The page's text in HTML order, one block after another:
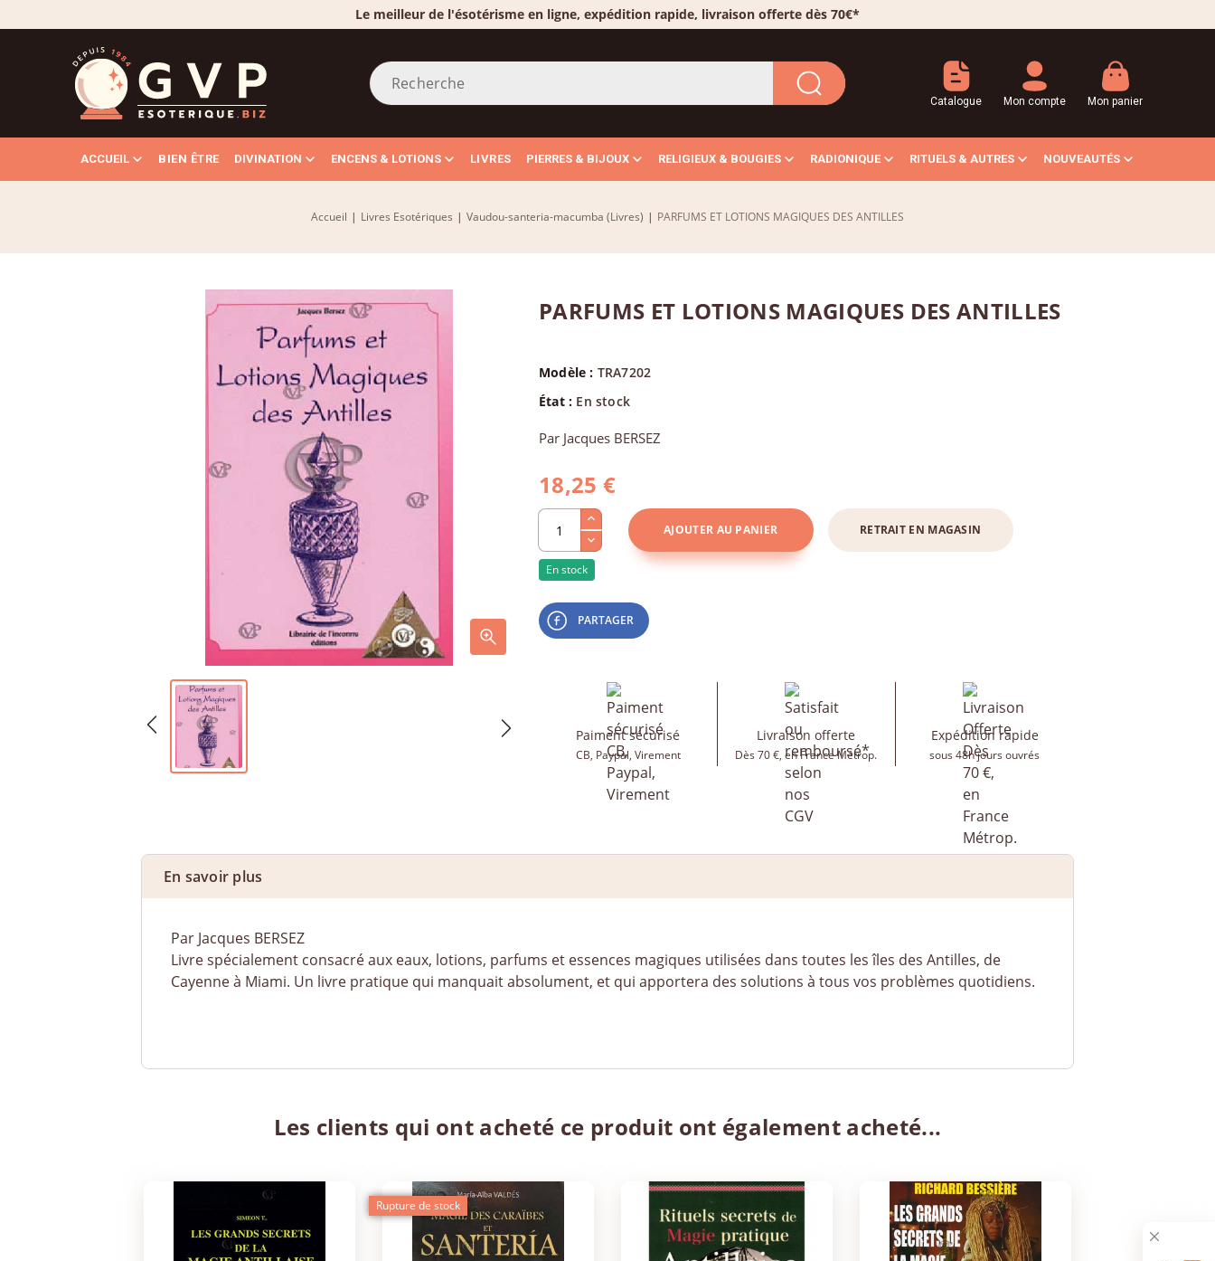
Le meilleur de l'ésotérisme en ligne, expédition rapide, livraison offerte dès 70€*
Catalogue Mon compte Mon panier
ACCUEIL BIEN ÊTRE DIVINATION ENCENS & LOTIONS LIVRES PIERRES & BIJOUX RELIGIEUX & BOUGIES RADIONIQUE RITUELS & AUTRES NOUVEAUTÉS
Accueil | Livres Esotériques | Vaudou-santeria-macumba (Livres) | PARFUMS ET LOTIONS MAGIQUES DES ANTILLES
PARFUMS ET LOTIONS MAGIQUES DES ANTILLES
Modèle : TRA7202
État : En stock
Par Jacques BERSEZ
18,25 €
AJOUTER AU PANIER RETRAIT EN MAGASIN
En stock
PARTAGER
Paiment sécurisé
CB, Paypal, Virement
Livraison offerte
Dès 70 €, en France Métrop.
Expédition rapide
sous 48h jours ouvrés
En savoir plus
Par Jacques BERSEZ
Livre spécialement consacré aux eaux, lotions, parfums et essences magiques utilisées dans toutes les îles des Antilles, de
Cayenne à Miami. Un livre pratique qui manquait absolument, et qui apportera des solutions à tous vos problèmes quotidiens.
Les clients qui ont acheté ce produit ont également acheté...
Rupture de stock